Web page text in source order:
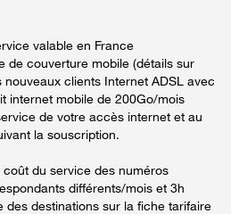
valable en France
de couverture mobile (détails sur
clients Internet ADSL avec
internet mobile de 200Go/mois
de votre accès internet et au
la souscription.
coût du service des numéros
différents/mois et 3h
des destinations sur la fiche tarifaire